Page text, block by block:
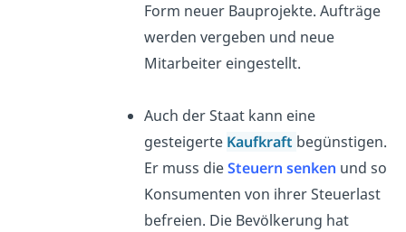
Form neuer Bauprojekte. Aufträge
werden vergeben und neue
Mitarbeiter eingestellt.
Auch der Staat kann eine
gesteigerte Kaufkraft begünstigen.
Er muss dieSteuern senken und so
Konsumenten von ihrer Steuerlast
befreien. Die Bevölkerung hat